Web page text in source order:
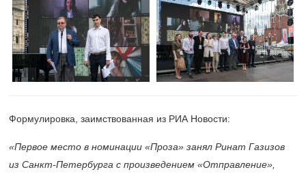
Формулировка, заимствованная из РИА Новости:
«Первое место в номинации «Проза» занял Ринат Газизов
из Санкт-Петербурга с произведением «Отправление»,